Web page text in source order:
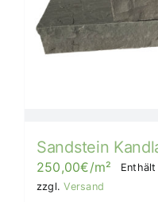
Sandstein
250,00€/m² Enthält
zzgl.Versand